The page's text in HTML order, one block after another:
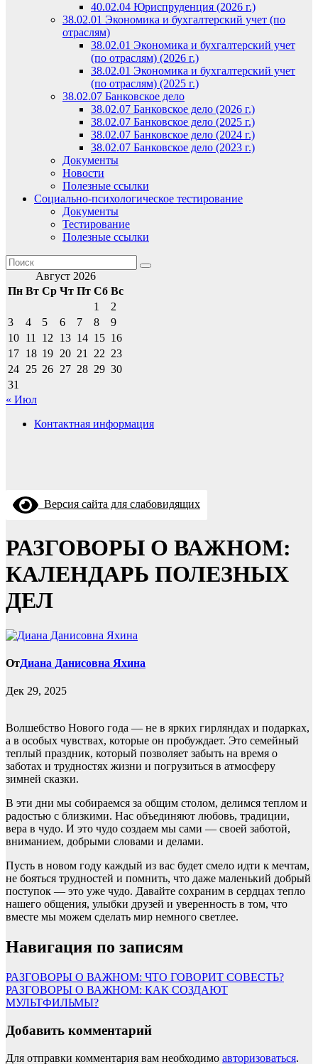
40.02.04 Юриспруденция (2026 г.)
38.02.01 Экономика и бухгалтерский учет (по
отраслям)
38.02.01 Экономика и бухгалтерский учет
(по отраслям) (2026 г.)
38.02.01 Экономика и бухгалтерский учет
(по отраслям) (2025 г.)
38.02.07 Банковское дело
38.02.07 Банковское дело (2026 г.)
38.02.07 Банковское дело (2025 г.)
38.02.07 Банковское дело (2024 г.)
38.02.07 Банковское дело (2023 г.)
Документы
Новости
Полезные ссылки
Социально-психологическое тестирование
Документы
Тестирование
Полезные ссылки
Август 2026
Пн Вт Ср Чт Пт Сб Вс
1
2
3
4 5 6 7 8
9
10 11 12 13 14 15 16
17 18 19 20 21 22 23
24 25 26 27 28 29 30
31
« Июл
Контактная информация
Версия сайта для слабовидящих
РАЗГОВОРЫ О ВАЖНОМ:
КАЛЕНДАРЬ ПОЛЕЗНЫХ
ДЕЛ
ОтДиана Данисовна Яхина
Дек 29, 2025
Волшебство Нового года — не в ярких гирляндах и подарках,
а в особых чувствах, которые он пробуждает. Это семейный
теплый праздник, который позволяет забыть на время о
заботах и трудностях жизни и погрузиться в атмосферу
зимней сказки.
В эти дни мы собираемся за общим столом, делимся теплом и
радостью с близкими. Нас объединяют любовь, традиции,
вера в чудо. И это чудо создаем мы сами — своей заботой,
вниманием, добрыми словами и делами.
Пусть в новом году каждый из вас будет смело идти к мечтам,
не бояться трудностей и помнить, что даже маленький добрый
поступок — это уже чудо. Давайте сохраним в сердцах тепло
нашего общения, улыбки друзей и уверенность в том, что
вместе мы можем сделать мир немного светлее.
Навигация по записям
РАЗГОВОРЫ О ВАЖНОМ: ЧТО ГОВОРИТ СОВЕСТЬ?
РАЗГОВОРЫ О ВАЖНОМ: КАК СОЗДАЮТ
МУЛЬТФИЛЬМЫ?
Добавить комментарий
Для отправки комментария вам необходимо авторизоваться.